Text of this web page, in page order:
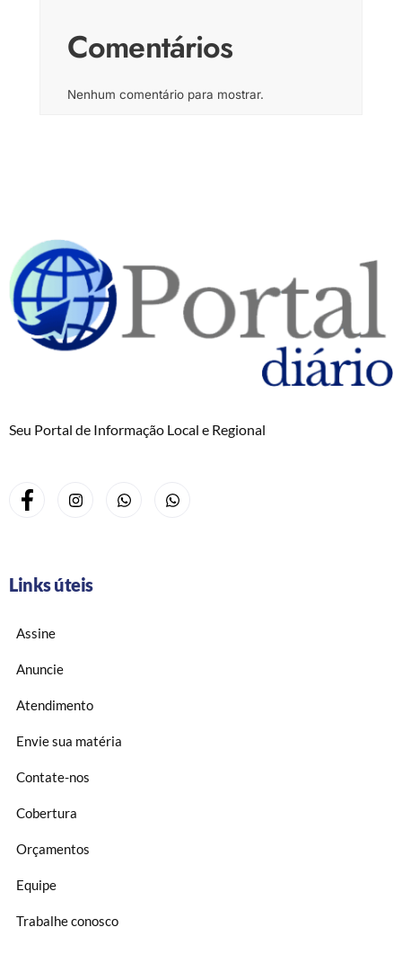
Comentários
Nenhum comentário para mostrar.
Seu Portal de Informação Local e Regional
Links úteis
Assine
Anuncie
Atendimento
Envie sua matéria
Contate-nos
Cobertura
Orçamentos
Equipe
Trabalhe conosco